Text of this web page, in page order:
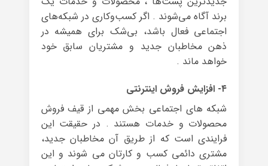
برند آگاه می‌شوند . اگر کسب‌وکاری در شبکه‌های
اجتماعی فعال باشد، بی‌شک برای همیشه در
ذهن مخاطبان جدید و مشتریان سابق خود
خواهد ماند .
۴- افزایش فروش اینترنتی
شبکه های اجتماعی بخش مهمی از قیف فروش
محصولات و خدمات هستند . در حقیقت این
فرایندی است که از طریق آن مخاطبان جدید،
مشتری دائمی کسب و کارتان می شوند و این